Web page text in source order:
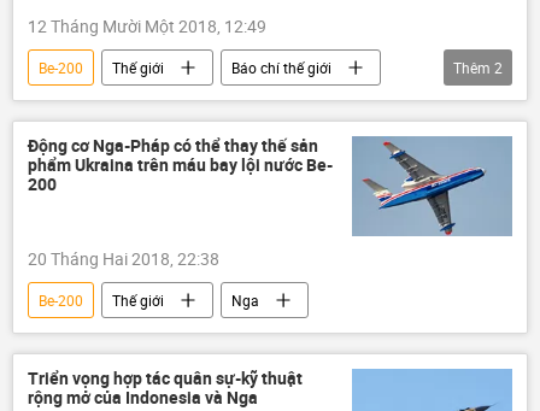
12 Tháng Mười Một 2018, 12:49
Be-200 Thế giới
Báo chí thế giới
Hoa Kỳ
Liên bang Nga
Thêm 2
Động cơ Nga-Pháp có thể thay thế sản
phẩm Ukraina trên máu bay lội nước Be-
200
20 Tháng Hai 2018, 22:38
Be-200 Thế giới Nga
Triển vọng hợp tác quân sự-kỹ thuật
rộng mở của Indonesia và Nga